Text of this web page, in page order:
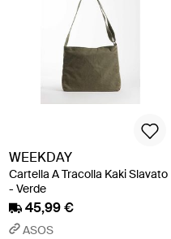
WEEKDAY
Cartella A Tracolla Kaki Slavato
- Verde
45,99 €
ASOS